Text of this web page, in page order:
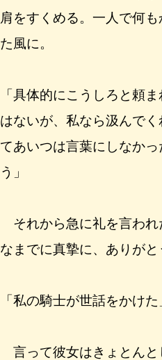
肩をすくめる。一人で何
た風に。
「具体的にこうしろと頼
はないが、私なら汲んで
てあいつは言葉にしなか
う」
それから急に礼を言われ
なまでに真摯に、ありがと
「私の騎士が世話をかけた
言って彼女はきょとんと